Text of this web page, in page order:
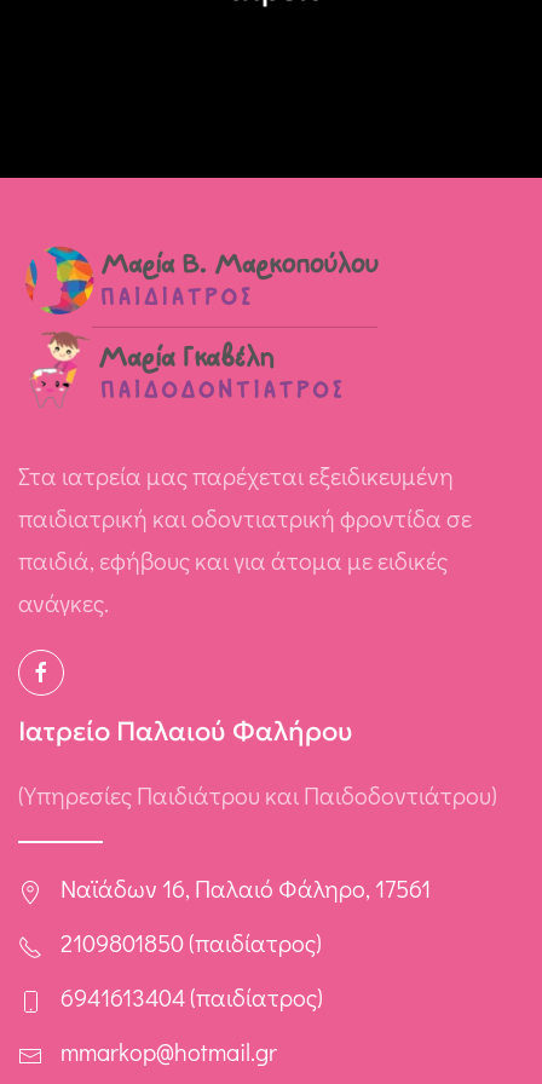
Στα ιατρεία μας παρέχεται εξειδικευμένη
παιδιατρική και οδοντιατρική φροντίδα σε
παιδιά, εφήβους και για άτομα με ειδικές
ανάγκες.
Ιατρείο Παλαιού Φαλήρου
(Υπηρεσίες Παιδιάτρου και Παιδοδοντιάτρου)
Ναϊάδων 16, Παλαιό Φάληρο, 17561
2109801850 (παιδίατρος)
6941613404 (παιδίατρος)
mmarkop@hotmail.gr